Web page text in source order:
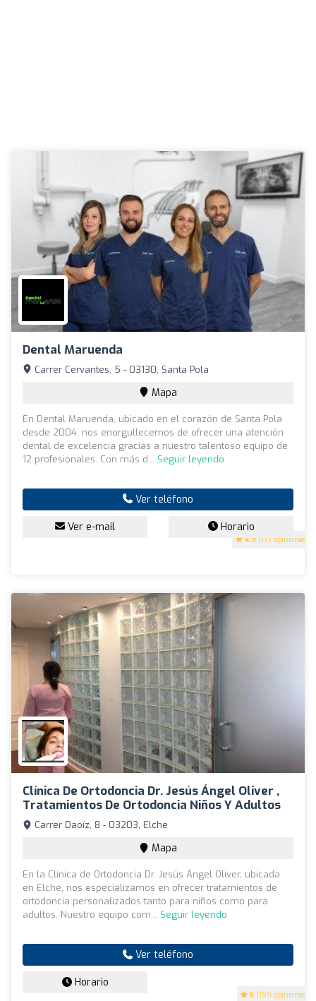
Dental Maruenda
4.9 (173 opiniones)
Carrer Cervantes, 5 - 03130, Santa Pola
Mapa
En Dental Maruenda, ubicado en el corazón de Santa Pola
desde 2004, nos enorgullecemos de ofrecer una atención
dental de excelencia gracias a nuestro talentoso equipo de
12 profesionales. Con más d... Seguir leyendo
Ver teléfono
Ver e-mail Horario
Clínica De Ortodoncia Dr. Jesús Ángel Oliver ,
Tratamientos De Ortodoncia Niños Y Adultos
5 (159 opiniones)
Carrer Daoíz, 8 - 03203, Elche
Mapa
En la Clínica de Ortodoncia Dr. Jesús Ángel Oliver, ubicada
en Elche, nos especializamos en ofrecer tratamientos de
ortodoncia personalizados tanto para niños como para
adultos. Nuestro equipo com... Seguir leyendo
Ver teléfono
Horario